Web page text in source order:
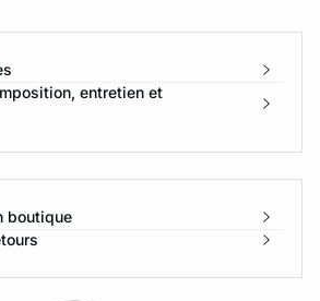
entretien et
boutique